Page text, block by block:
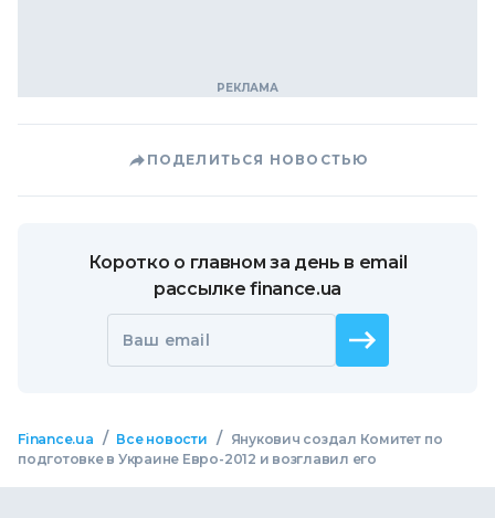
ПОДЕЛИТЬСЯ НОВОСТЬЮ
Коротко о главном за день в email
рассылке finance.ua
Ваш email
Finance.ua / Все новости /
Янукович создал Комитет по
подготовке в Украине Евро-2012 и возглавил его